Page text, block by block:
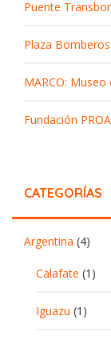
Puente
Plaza
MARCO:
Fundación
CATEGORÍAS
Argentina (4)
Calafate (1)
Iguazu (1)